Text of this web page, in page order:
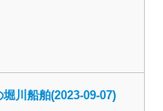
川船舶(2023-09-07)